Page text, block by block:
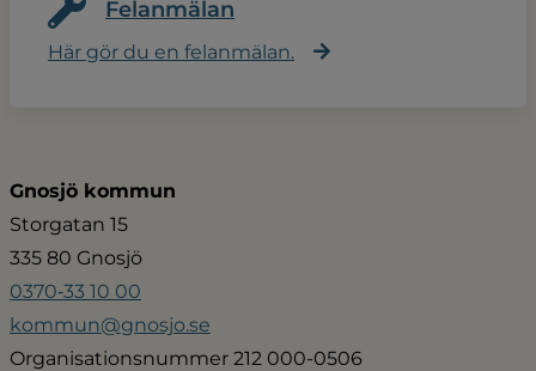
Felanmälan
Här gör du en felanmälan.
Gnosjö kommun
Storgatan 15
335 80 Gnosjö
0370‑33 10 00
kommun@gnosjo.se
Organisationsnummer 212 000-0506